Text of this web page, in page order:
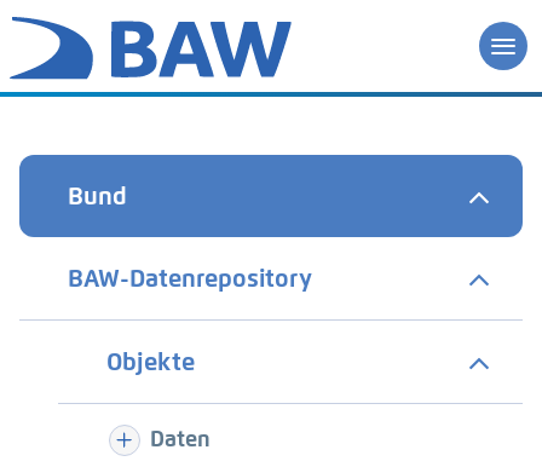
Bund
BAW-Datenrepository
Objekte
Daten